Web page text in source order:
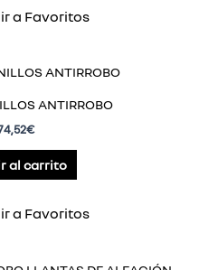
a Favoritos
ANTIRROBO
€
al carrito
a Favoritos